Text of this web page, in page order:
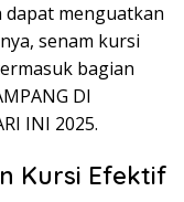
menguatkan
senam kursi
bagian
DI
INI 2025.
Kursi Efektif